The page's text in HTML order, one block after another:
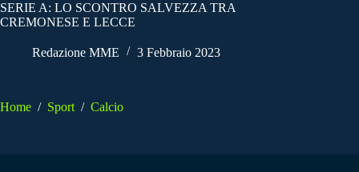
SERIE A: LO SCONTRO SALVEZZA TRA
CREMONESE E LECCE
Redazione MME 3 Febbraio 2023
Home / Sport / Calcio